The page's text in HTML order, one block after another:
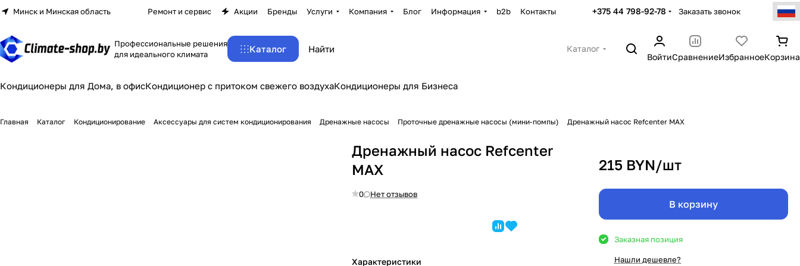
Минск и Минская область Ремонт и сервис Акции Бренды Услуги Компания Блог Информация b2b Контакты +375 44 798-92-78 Заказать звонок
Профессиональные решения
для идеального климата
Каталог
Каталог
ВойтиСравнениеИзбранноеКорзина
Кондиционеры для Дома, в офисКондиционер с притоком свежего воздухаКондиционеры для Бизнеса
Главная Каталог Кондиционирование Аксессуары для систем кондиционирования Дренажные насосы Проточные дренажные насосы (мини-помпы) Дренажный насос Refcenter MAX
Дренажный насос Refcenter
MAX
0 Нет отзывов
Характеристики
215 BYN/шт
В корзину
Заказная позиция
Нашли дешевле?